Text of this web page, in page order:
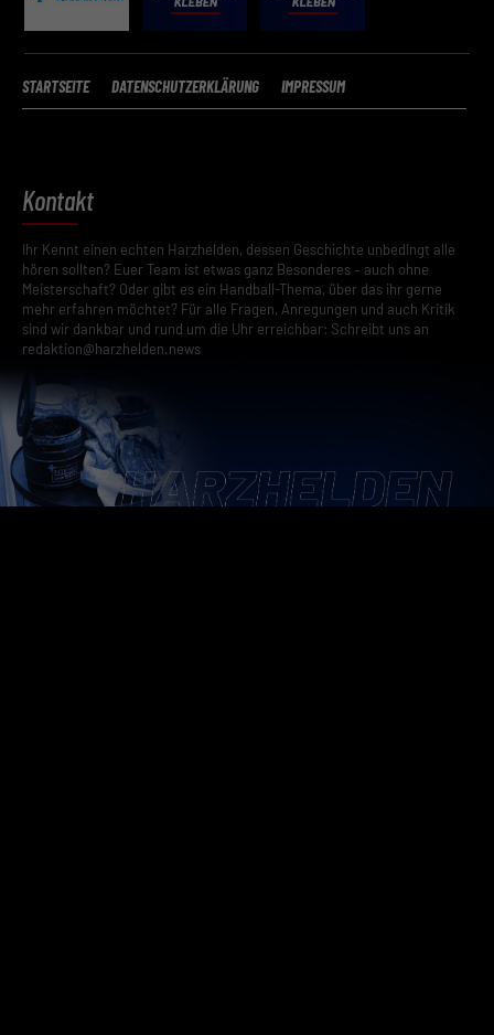
STARTSEITE DATENSCHUTZERKLÄRUNG IMPRESSUM
Kontakt
Ihr Kennt einen echten Harzhelden, dessen Geschichte unbedingt alle
hören sollten? Euer Team ist etwas ganz Besonderes – auch ohne
Meisterschaft? Oder gibt es ein Handball-Thema, über das ihr gerne
mehr erfahren möchtet? Für alle Fragen, Anregungen und auch Kritik
sind wir dankbar und rund um die Uhr erreichbar: Schreibt uns an
redaktion@harzhelden.news